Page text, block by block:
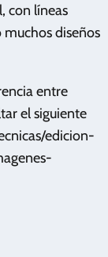
con líneas
diseños
entre
el siguiente
edicion-